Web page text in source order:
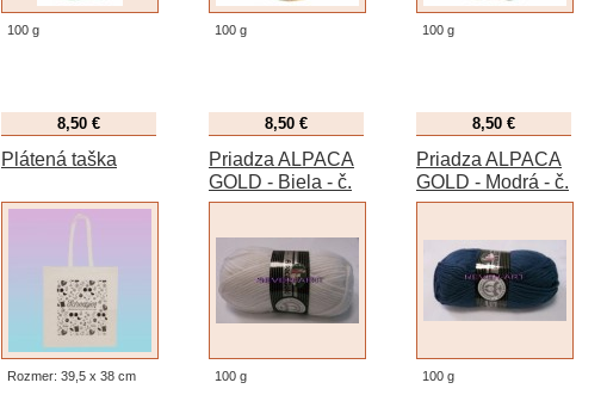
100 g
8,50 €
100 g
8,50 €
100 g
8,50 €
Plátená taška
Rozmer: 39,5 x 38 cm
Priadza ALPACA
GOLD - Biela - č.
100
100 g
Priadza ALPACA
GOLD - Modrá - č.
017
100 g